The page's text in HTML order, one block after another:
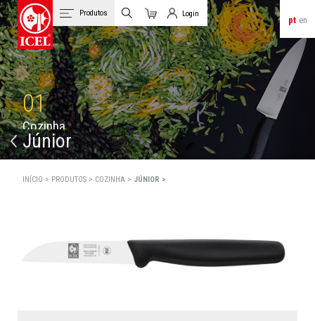
pt en
Produtos
Carrinho
Login
Login de Clientes
01
Cozinha
Júnior
INÍCIO > PRODUTOS > COZINHA > JÚNIOR >